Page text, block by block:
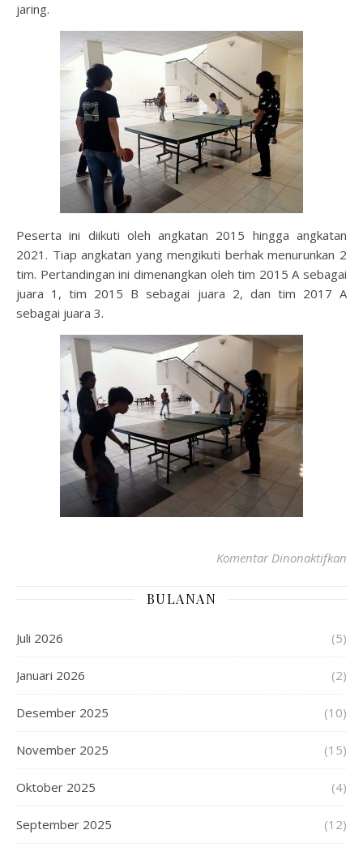
jaring.
Peserta ini diikuti oleh angkatan 2015 hingga angkatan
2021. Tiap angkatan yang mengikuti berhak menurunkan 2
tim. Pertandingan ini dimenangkan oleh tim 2015 A sebagai
juara 1, tim 2015 B sebagai juara 2, dan tim 2017 A
sebagai juara 3.
Komentar Dinonaktifkan
BULANAN
Juli 2026 (5)
Januari 2026 (2)
Desember 2025 (10)
November 2025 (15)
Oktober 2025 (4)
September 2025 (12)